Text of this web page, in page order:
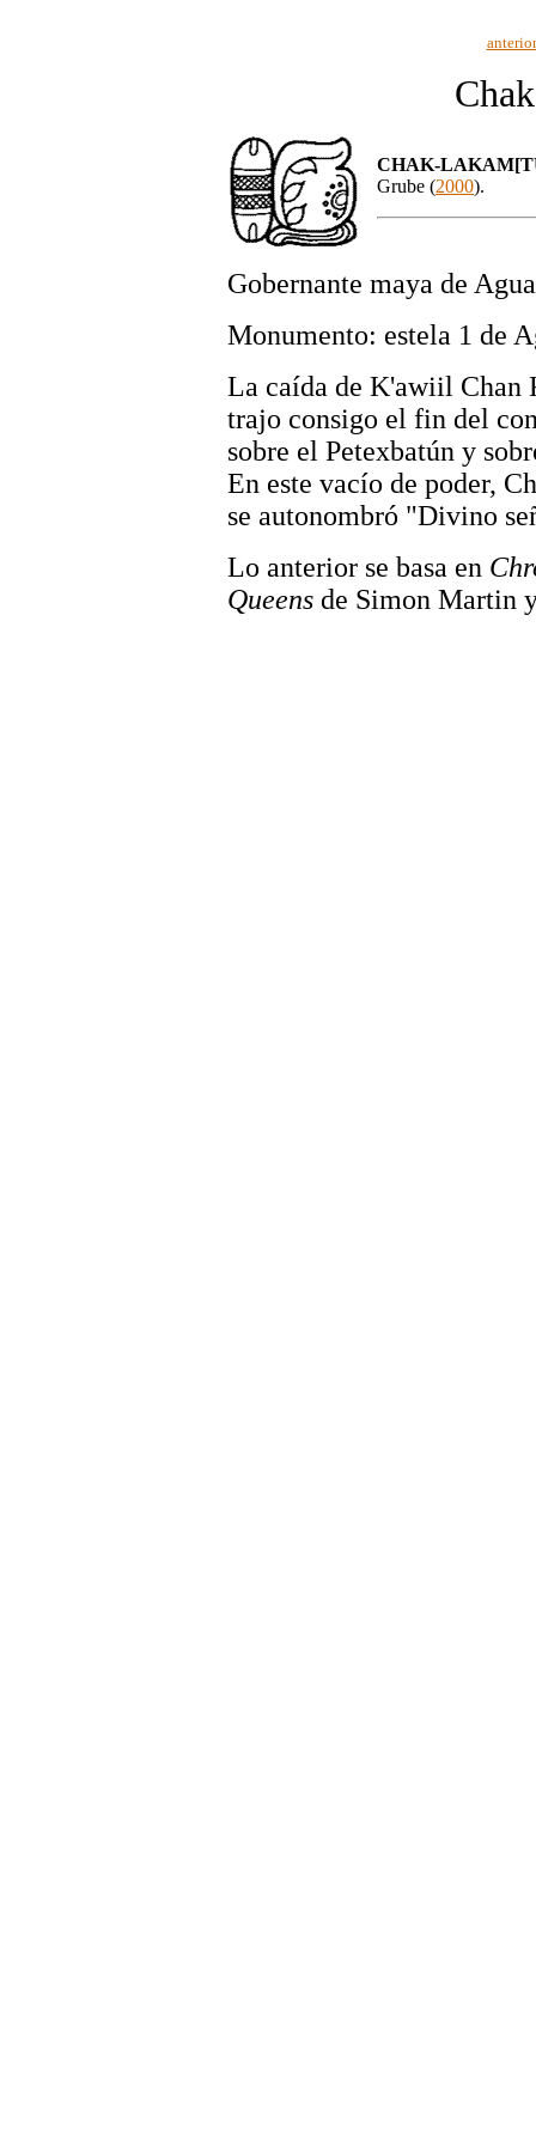
anterior
CHAK-
Grube (2000).
Gobernante maya de
Monumento: estela 1 de
La caída de K'awiil Chan
trajo consigo el fin del
sobre el Petexbatún y
En este vacío de poder,
se autonombró "Divino
Lo anterior se basa en
Queens de Simon Martin